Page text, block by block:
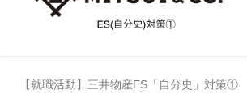
【就職活動】三井物産ES「自分史」対策①